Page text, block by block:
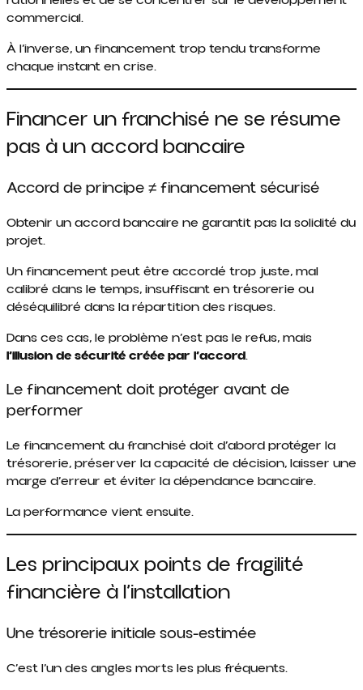
commercial.
À l’inverse, un financement trop tendu transforme
chaque instant en crise.
Financer un franchisé ne se résume
pas à un accord bancaire
Accord de principe ≠ financement sécurisé
Obtenir un accord bancaire ne garantit pas la solidité du
projet.
Un financement peut être accordé trop juste, mal
calibré dans le temps, insuffisant en trésorerie ou
déséquilibré dans la répartition des risques.
Dans ces cas, le problème n’est pas le refus, mais
l’illusion de sécurité créée par l’accord.
Le financement doit protéger avant de
performer
Le financement du franchisé doit d’abord protéger la
trésorerie, préserver la capacité de décision, laisser une
marge d’erreur et éviter la dépendance bancaire.
La performance vient ensuite.
Les principaux points de fragilité
financière à l’installation
Une trésorerie initiale sous-estimée
C’est l’un des angles morts les plus fréquents.